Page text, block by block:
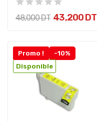
48,000 DT 43,200 DT
Promo !
-10%
Disponible